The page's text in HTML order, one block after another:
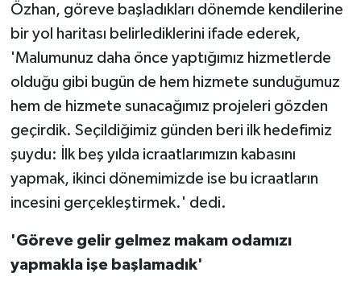
Özhan, göreve başladıkları dönemde kendilerine
bir yol haritası belirlediklerini ifade ederek,
'Malumunuz daha önce yaptığımız hizmetlerde
olduğu gibi bugün de hem hizmete sunduğumuz
hem de hizmete sunacağımız projeleri gözden
geçirdik. Seçildiğimiz günden beri ilk hedefimiz
şuydu: İlk beş yılda icraatlarımızın kabasını
yapmak, ikinci dönemimizde ise bu icraatların
incesini gerçekleştirmek.' dedi.
'Göreve gelir gelmez makam odamızı
yapmakla işe başlamadık'